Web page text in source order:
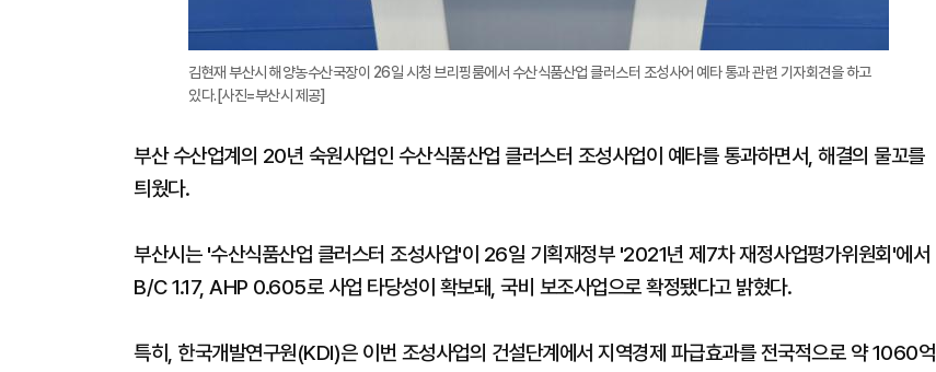
김현재 부산시 해양농수산국장이 26일 시청 브리핑룸에서 수산식품산업 클러스터 조성사어 예타 통과 관련 기자회견을 하고
있다.[사진=부산시 제공]
부산 수산업계의 20년 숙원사업인 수산식품산업 클러스터 조성사업이 예타를 통과하면서, 해결의 물꼬를
틔웠다.
부산시는 '수산식품산업 클러스터 조성사업'이 26일 기획재정부 '2021년 제7차 재정사업평가위원회'에서
B/C 1.17, AHP 0.605로 사업 타당성이 확보돼, 국비 보조사업으로 확정됐다고 밝혔다.
특히, 한국개발연구원(KDI)은 이번 조성사업의 건설단계에서 지역경제 파급효과를 전국적으로 약 1060억